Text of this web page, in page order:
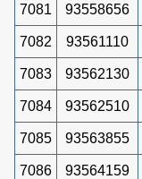
7081 93558656
7082 93561110
7083 93562130
7084 93562510
7085 93563855
7086 93564159